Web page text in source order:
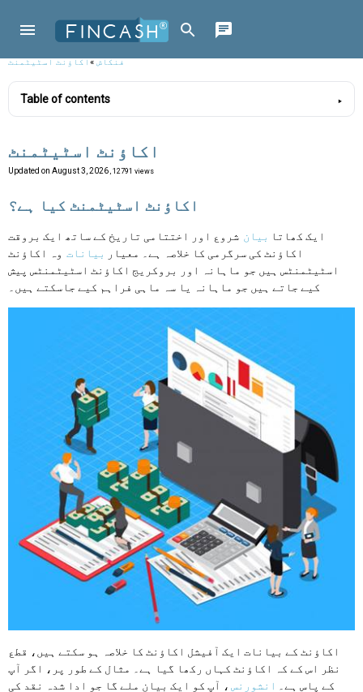
فنکاش»اکاؤنٹ اسٹیٹمنٹ
Table of contents
اکاؤنٹ اسٹیٹمنٹ
Updated on August 3, 2026 , 12791 views
اکاؤنٹ اسٹیٹمنٹ کیا ہے؟
ایک کھاتا بیان شروع اور اختتامی تاریخ کے ساتھ ایک بروقت
اکاؤنٹ کی سرگرمی کا خلاصہ ہے۔ معیار
بیانات وہ اکاؤنٹ
اسٹیٹمنٹس ہیں جو ماہانہ اور بروکریج اکاؤنٹ اسٹیٹمنٹس پیش
کیے جاتے ہیں جو ماہانہ یا سہ ماہی فراہم کیے جاسکتے ہیں۔
اکاؤنٹ کے بیانات ایک آفیشل اکاؤنٹ کا خلاصہ ہو سکتے ہیں، قطع
نظر اس کے کہ اکاؤنٹ کہاں رکھا گیا ہے۔ مثال کے طور پر، اگر آپ
کے پاس ہے۔
انشورنس ، آپ کو ایک بیان ملے گا جو ادا شدہ نقد کی